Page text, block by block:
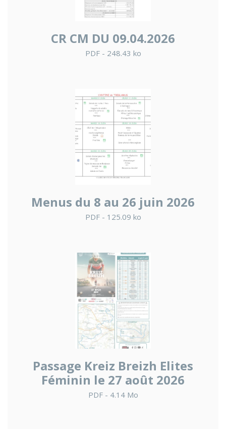
CR CM DU 09.04.2026
PDF - 248.43 ko
Menus du 8 au 26 juin 2026
PDF - 125.09 ko
Passage Kreiz Breizh Elites
Féminin le 27 août 2026
PDF - 4.14 Mo